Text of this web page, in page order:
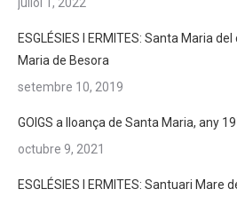
ESGLÉSIES I ERMITES: Santa Maria
Maria de Besora
setembre 10, 2019
GOIGS a lloança de Santa Maria, any
octubre 9, 2021
ESGLÉSIES I ERMITES: Santuari Mare